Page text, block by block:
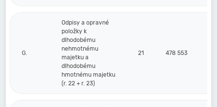
G.
Odpisy a opravné
položky k
dlhodobému
nehmotnému
majetku a
dlhodobému
hmotnému majetku
(r. 22 + r. 23)
21 478 553